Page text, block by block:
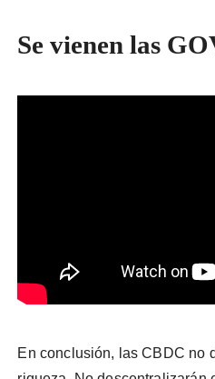
Se vienen las
En conclusión, las CBDC no